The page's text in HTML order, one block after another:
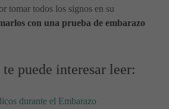
tomar todos los signos en su
con una prueba de embarazo
puede interesar leer:
durante el Embarazo